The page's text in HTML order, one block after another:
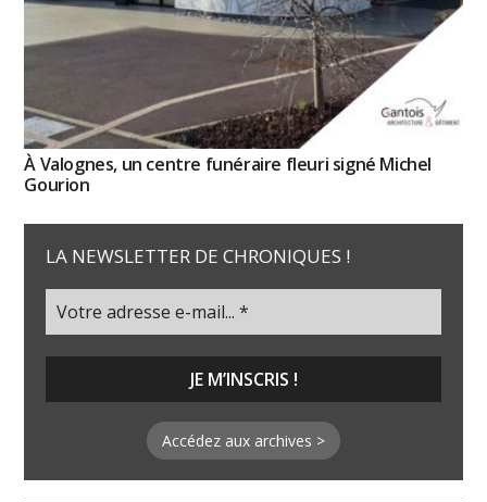
À Valognes, un centre funéraire fleuri signé Michel
Gourion
LA NEWSLETTER DE CHRONIQUES !
Accédez aux archives >